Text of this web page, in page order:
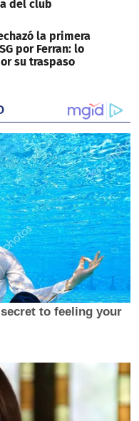
del club
la primera
por Ferran: lo
su traspaso